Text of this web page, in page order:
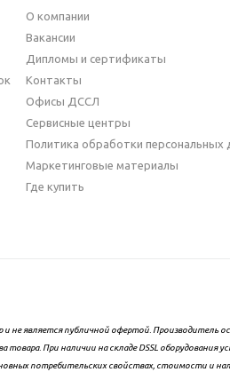
О компании
Вакансии
Дипломы и сертификаты
Контакты
Офисы ДССЛ
Сервисные центры
Политика обработки персональных
Маркетинговые материалы
Где купить
не является публичной офертой. Производитель
При наличии на складе DSSL
потребительских свойствах, стоимости и